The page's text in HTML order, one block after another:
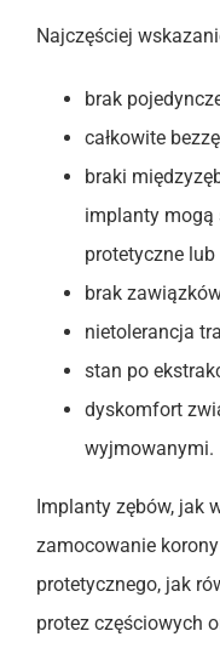
Najczęściej
brak
całkowite
braki
implanty mogą
protetyczne
brak
nietolerancja
stan po
dyskomfort
wyjmowanymi.
Implanty zębów, jak
zamocowanie
protetycznego, jak
protez częściowych